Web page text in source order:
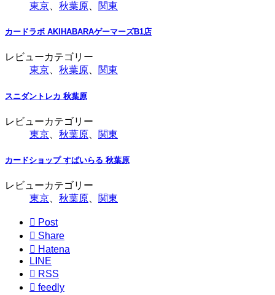
東京
秋葉原 関東
カードラボ AKIHABARAゲーマーズB1店
レビューカテゴリー
東京
秋葉原 関東
スニダントレカ 秋葉原
レビューカテゴリー
東京
秋葉原 関東
カードショップ すぱいらる 秋葉原
レビューカテゴリー
東京
秋葉原 関東
 Post
 Share
 Hatena
LINE
 RSS
 feedly